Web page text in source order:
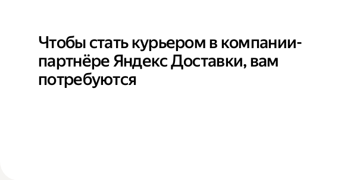
Чтобы стать курьером в компании-
партнёре Яндекс Доставки, вам
потребуются